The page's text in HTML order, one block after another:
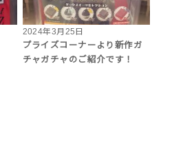
2024年3月25日
プライズコーナーより新作ガ
チャガチャのご紹介です！